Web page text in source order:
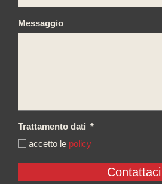
Messaggio
Trattamento dati *
accetto le policy